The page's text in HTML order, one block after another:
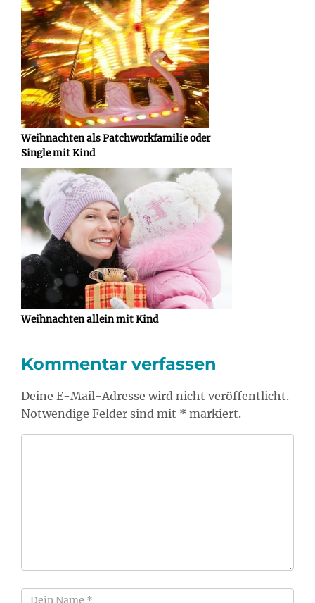
Weihnachten als Patchworkfamilie oder
Single mit Kind
Weihnachten allein mit Kind
Kommentar verfassen
Deine E-Mail-Adresse wird nicht veröffentlicht.
Notwendige Felder sind mit * markiert.